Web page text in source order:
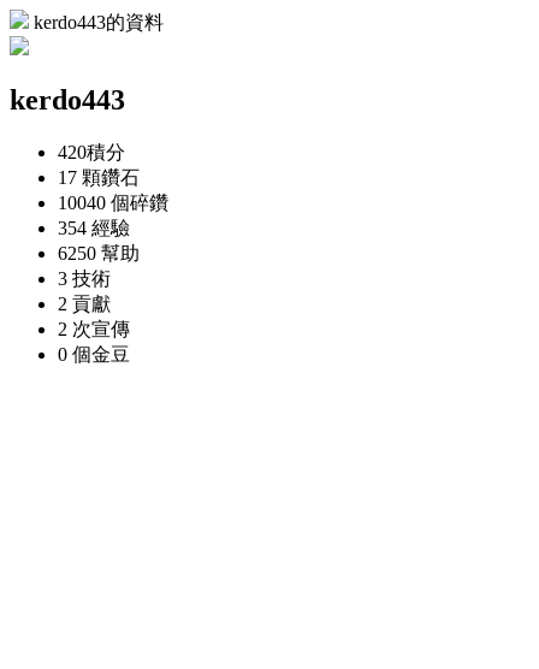
kerdo443的資料
kerdo443
420積分
17 顆鑽石
10040 個碎鑽
354 經驗
6250 幫助
3 技術
2 貢獻
2 次宣傳
0 個金豆